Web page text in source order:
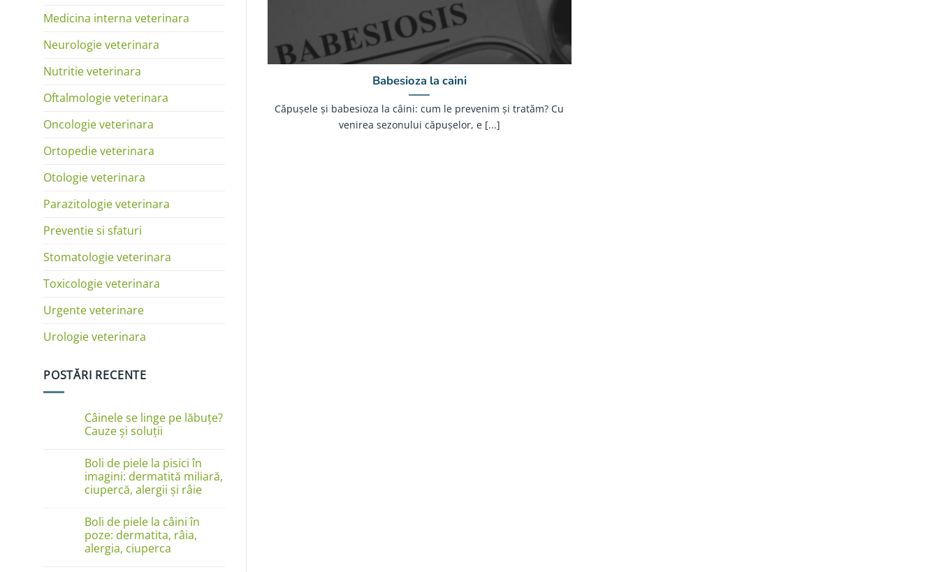
Medicina interna veterinara
Neurologie veterinara
Nutritie veterinara
Oftalmologie veterinara
Oncologie veterinara
Ortopedie veterinara
Otologie veterinara
Parazitologie veterinara
Preventie si sfaturi
Stomatologie veterinara
Toxicologie veterinara
Urgente veterinare
Urologie veterinara
POSTĂRI RECENTE
Câinele se linge pe lăbuțe?
Cauze și soluții
comentariu
la
Câinele
se
linge
Cauze
și
soluții
Boli de piele la pisici în
imagini: dermatită miliară,
ciupercă, alergii și râie
comentariu
la
Boli
de
piele
Boli de piele la câini în
poze: dermatita, râia,
alergia, ciuperca
Babesioza la caini
Căpușele și babesioza la câini: cum le prevenim și tratăm? Cu
venirea sezonului căpușelor, e [...]